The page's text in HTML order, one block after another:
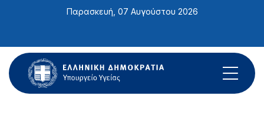
ιστότοπος
περιλαμβάνει
ένα
σύστημα
Παρασκευή, 07 Αυγούστου 2026